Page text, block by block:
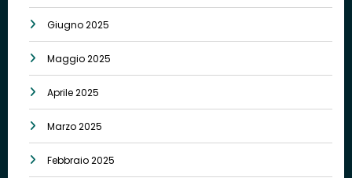
Giugno 2025
Maggio 2025
Aprile 2025
Marzo 2025
Febbraio 2025